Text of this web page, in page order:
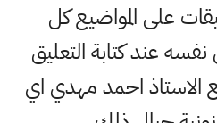
على المواضيع كل
عند كتابة التعليق
احمد مهدي اي